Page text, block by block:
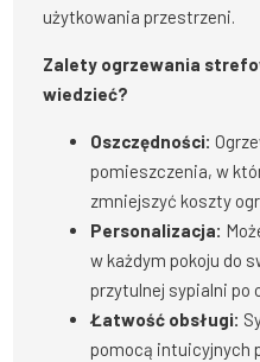
użytkowania przestrzeni.
Zalety ogrzewania
wiedzieć?
Oszczędności:
pomieszczenia, w
zmniejszyć koszty
Personalizacja:
w każdym pokoju do
przytulnej sypialni po
Łatwość obsługi:
pomocą intuicyjnych